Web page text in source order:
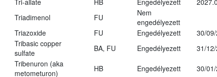
Tri-allate
HB Engedélyezett
Triadimenol
FU
Nem
engedélyezett
Triazoxide
FU Engedélyezett
30/
Tribasic copper
sulfate
BA, FU Engedélyezett
31/
Tribenuron (aka
metometuron)
HB Engedélyezett 30/